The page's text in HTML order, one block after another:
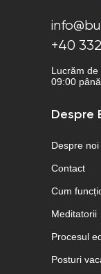
+40
Lucrăm
09:00
Despre
Despre noi
Contact
Cum
Meditatorii
Procesul
Posturi